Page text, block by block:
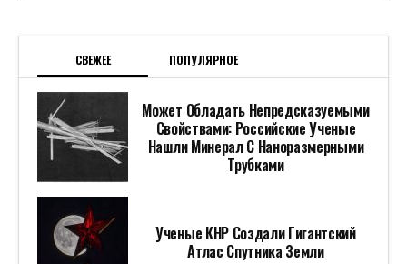
СВЕЖЕЕ ПОПУЛЯРНОЕ
Может Обладать Непредсказуемыми
Свойствами: Российские Ученые
Нашли Минерал С Наноразмерными
Трубками
Ученые КНР Создали Гигантский
Атлас Спутника Земли